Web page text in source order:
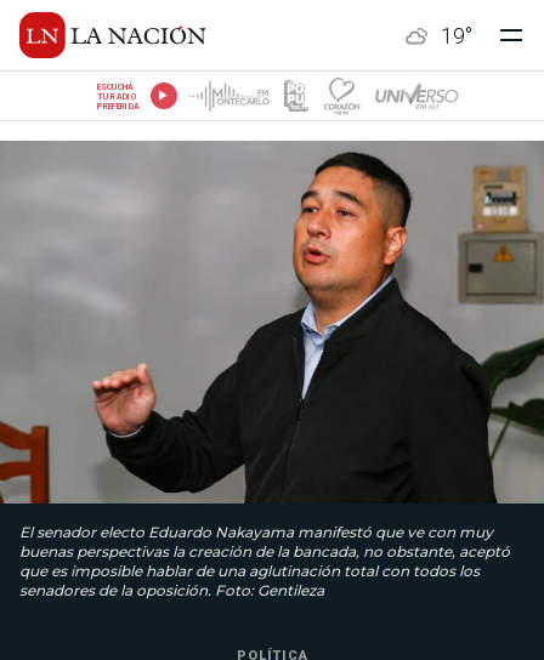
19°
ESCUCHÁ
TU RADIO
PREFERIDA
El senador electo Eduardo Nakayama manifestó que ve con muy
buenas perspectivas la creación de la bancada, no obstante, aceptó
que es imposible hablar de una aglutinación total con todos los
senadores de la oposición. Foto: Gentileza
POLÍTICA